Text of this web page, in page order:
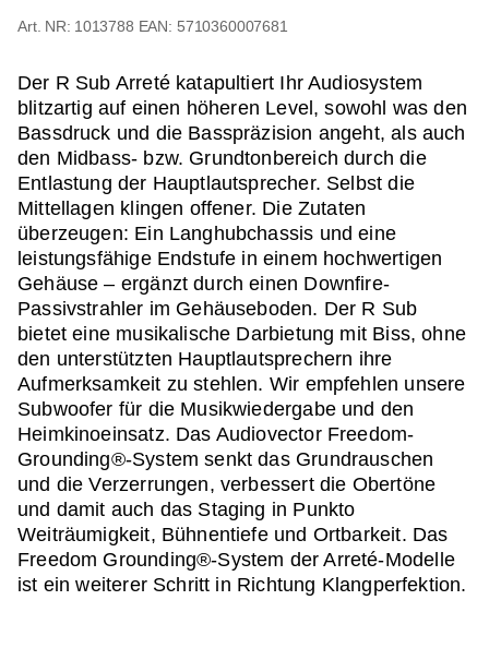
1013788 EAN: 5710360007681
Der R Sub Arreté katapultiert Ihr Audiosystem
blitzartig auf einen höheren Level, sowohl was den
Bassdruck und die Basspräzision angeht, als auch
den Midbass- bzw. Grundtonbereich durch die
Entlastung der Hauptlautsprecher. Selbst die
Mittellagen klingen offener. Die Zutaten
überzeugen: Ein Langhubchassis und eine
leistungsfähige Endstufe in einem hochwertigen
Gehäuse – ergänzt durch einen Downfire-
Passivstrahler im Gehäuseboden. Der R Sub
bietet eine musikalische Darbietung mit Biss, ohne
den unterstützten Hauptlautsprechern ihre
Aufmerksamkeit zu stehlen. Wir empfehlen unsere
Subwoofer für die Musikwiedergabe und den
Heimkinoeinsatz. Das Audiovector Freedom-
Grounding®-System senkt das Grundrauschen
und die Verzerrungen, verbessert die Obertöne
und damit auch das Staging in Punkto
Weiträumigkeit, Bühnentiefe und Ortbarkeit. Das
Freedom Grounding®-System der Arreté-Modelle
ist ein weiterer Schritt in Richtung Klangperfektion.